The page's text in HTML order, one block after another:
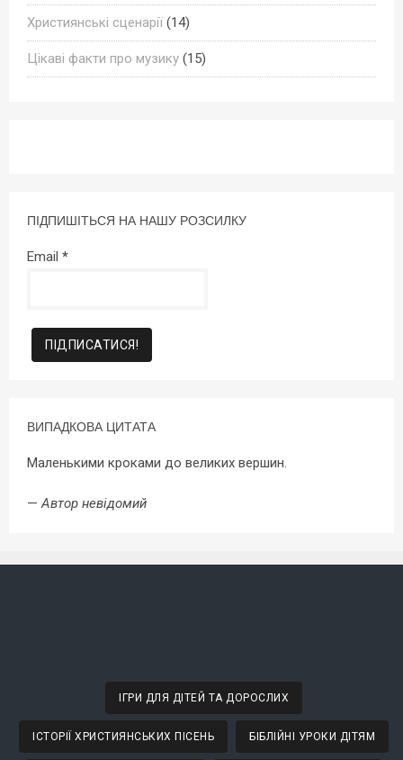
Християнські сценарії (14)
Цікаві факти про музику (15)
ПІДПИШІТЬСЯ НА НАШУ РОЗСИЛКУ
Email *
ВИПАДКОВА ЦИТАТА
Маленькими кроками до великих вершин.
—Автор невідомий
ІГРИ ДЛЯ ДІТЕЙ ТА ДОРОСЛИХ
ІСТОРІЇ ХРИСТИЯНСЬКИХ ПІСЕНЬ БІБЛІЙНІ УРОКИ ДІТЯМ